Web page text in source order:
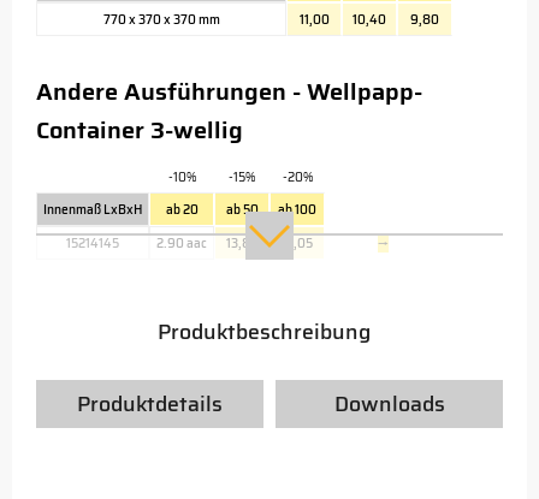
770 x 370 x 370 mm
11,00 10,40 9,80
Andere Ausführungen - Wellpapp-
Container 3-wellig
-10% -15%
-20%
Innenmaß LxBxH
ab 20 ab 50
ab 100
15214145
2.90 aac 13,85 13,05 →
Produktbeschreibung
Produktdetails Downloads